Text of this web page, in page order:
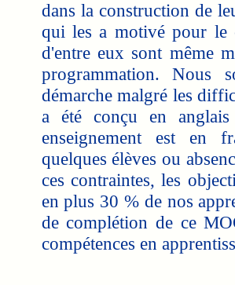
dans la construction de
qui les a motivé pour le
d'entre eux sont même
programmation. Nous
démarche malgré les
a été conçu en
enseignement est en
quelques élèves ou
ces contraintes, les
en plus 30 % de nos
de complétion de ce
compétences en